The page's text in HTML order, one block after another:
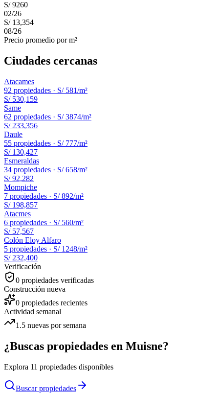
S/ 9260
02/26
S/ 13,354
08/26
Precio promedio por m²
Ciudades cercanas
Atacames
92 propiedades · S/ 581/m²
S/ 530,159
Same
62 propiedades · S/ 3874/m²
S/ 233,356
Daule
55 propiedades · S/ 777/m²
S/ 130,427
Esmeraldas
34 propiedades · S/ 658/m²
S/ 92,282
Mompiche
7 propiedades · S/ 892/m²
S/ 198,857
Atacmes
6 propiedades · S/ 560/m²
S/ 57,567
Colón Eloy Alfaro
5 propiedades · S/ 1248/m²
S/ 232,400
Verificación
0 propiedades verificadas
Construcción nueva
0 propiedades recientes
Actividad semanal
1.5 nuevas por semana
¿Buscas propiedades en Muisne?
Explora 11 propiedades disponibles
Buscar propiedades